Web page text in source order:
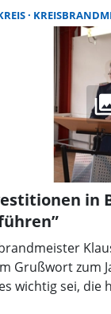
in
Grußwort zum
wichtig sei, die